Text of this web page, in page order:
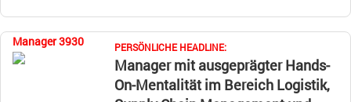
Manager 3930 PERSÖNLICHE HEADLINE:
Manager mit ausgeprägter Hands-
On-Mentalität im Bereich Logistik,